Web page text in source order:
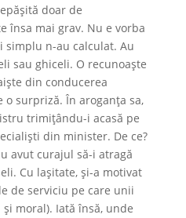
doar de
însa mai grav. Nu e vorba
simplu n-au calculat. Au
sau ghiceli. O recunoaşte
din conducerea
surpriză. În aroganţa sa,
trimiţându-i acasă pe
din minister. De ce?
avut curajul să-i atragă
Cu laşitate, şi-a motivat
de serviciu pe care unii
moral). Iată însă, unde